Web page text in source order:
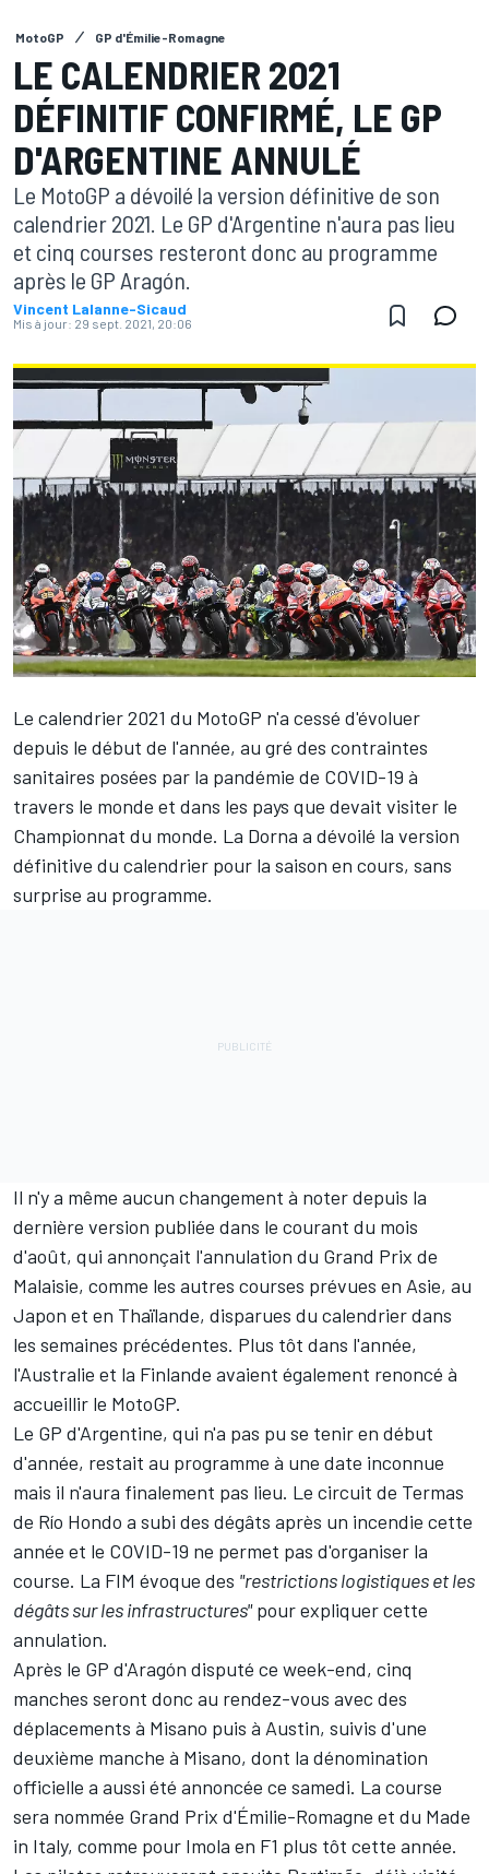
MotoGP GP d'Émilie-Romagne
LE CALENDRIER 2021
DÉFINITIF CONFIRMÉ, LE GP
D'ARGENTINE ANNULÉ
Le MotoGP a dévoilé la version définitive de son
calendrier 2021. Le GP d'Argentine n'aura pas lieu
et cinq courses resteront donc au programme
après le GP Aragón.
Vincent Lalanne-Sicaud
Mis à jour: 29 sept. 2021, 20:06
Le calendrier 2021 du MotoGP n'a cessé d'évoluer
depuis le début de l'année, au gré des contraintes
sanitaires posées par la pandémie de COVID-19 à
travers le monde et dans les pays que devait visiter le
Championnat du monde. La Dorna a dévoilé la version
définitive du calendrier pour la saison en cours, sans
surprise au programme.
Il n'y a même aucun changement à noter depuis la
dernière version publiée dans le courant du mois
d'août, qui annonçait l'annulation du Grand Prix de
Malaisie, comme les autres courses prévues en Asie, au
Japon et en Thaïlande, disparues du calendrier dans
les semaines précédentes. Plus tôt dans l'année,
l'Australie et la Finlande avaient également renoncé à
accueillir le MotoGP.
Le GP d'Argentine, qui n'a pas pu se tenir en début
d'année, restait au programme à une date inconnue
mais il n'aura finalement pas lieu. Le circuit de Termas
de Río Hondo a subi des dégâts après un incendie cette
année et le COVID-19 ne permet pas d'organiser la
course. La FIM évoque des "restrictions logistiques et les
dégâts sur les infrastructures"pour expliquer cette
annulation.
Après le GP d'Aragón disputé ce week-end, cinq
manches seront donc au rendez-vous avec des
déplacements à Misano puis à Austin, suivis d'une
deuxième manche à Misano, dont la dénomination
officielle a aussi été annoncée ce samedi. La course
sera nommée Grand Prix d'Émilie-Romagne et du Made
in Italy, comme pour Imola en F1 plus tôt cette année.